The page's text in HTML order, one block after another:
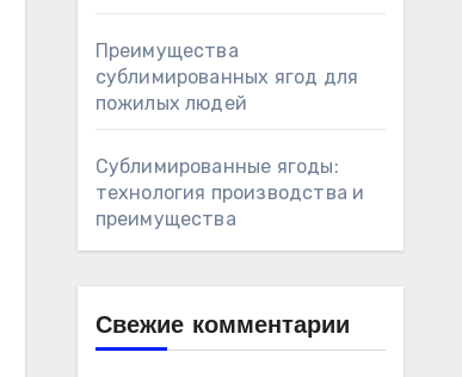
Преимущества
сублимированных ягод для
пожилых людей
Сублимированные ягоды:
технология производства и
преимущества
Свежие комментарии